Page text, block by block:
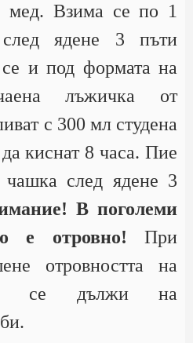
мед. Взима се по 1
ядене 3 пъти
и под формата на
лъжичка от
с 300 мл студена
киснат 8 часа. Пие
след ядене 3
В поголеми
е отровно! При
отровността на
се дължи на